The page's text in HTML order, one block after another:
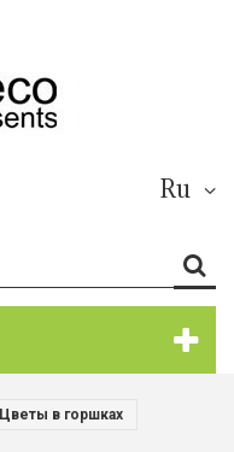
Ru
Цветы в горшках